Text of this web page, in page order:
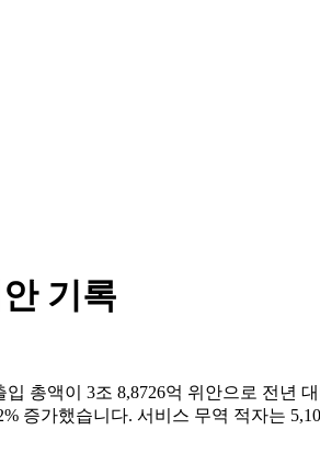
기록
총액이 3조 8,8726억 위안으로 전년
증가했습니다. 서비스 무역 적자는